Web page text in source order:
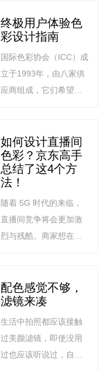
义不同。即便是相同的
颜色，明度和纯度不
同，给人的视觉感受也
不同。
终极用户体验色
彩设计指南
国际色彩协会（ICC）成
立于1993年，由八家供
应商组成，它们希望标
所有操作系统和软件包
中均可以透明地运行。
如何设计直播间
色彩？京东高手
总结了这4个方
法！
随着 5G 时代的来临，
直播间竞争将会更加激
烈与残酷。商家想在这
化、精致化是必然趋
势，而色彩则是直播间
装修效果与用户贡献度
最大的影响因素
配色感觉不够，
滤镜来凑
生活中拍照都应该接触
过美颜滤镜，即使没用
过也应该听说过，自然